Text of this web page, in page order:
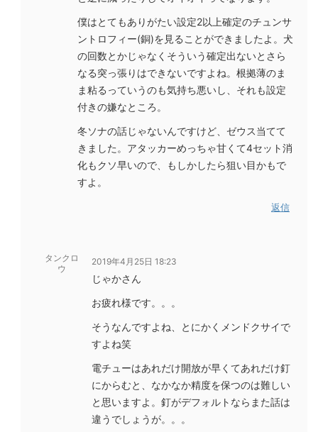
僕はとてもありがたい設定2以上確定のチュンサ
ントロフィー(銅)を見ることができましたよ。犬
の回数とかじゃなくそういう確定出ないとさら
なる突っ張りはできないですよね。根拠薄のま
ま粘るっていうのも気持ち悪いし、それも設定
付きの嫌なところ。
冬ソナの話じゃないんですけど、ゼウス当てて
きました。アタッカーめっちゃ甘くて4セット消
化もクソ早いので、もしかしたら狙い目かもで
すよ。
返信
タンクロ
ウ
2019年4月25日 18:23
じゃかさん
お疲れ様です。。。
そうなんですよね、とにかくメンドクサイで
すよね笑
電チューはあれだけ開放が早くてあれだけ釘
にからむと、なかなか精度を保つのは難しい
と思いますよ。釘がデフォルトならまた話は
違うでしょうが。。。